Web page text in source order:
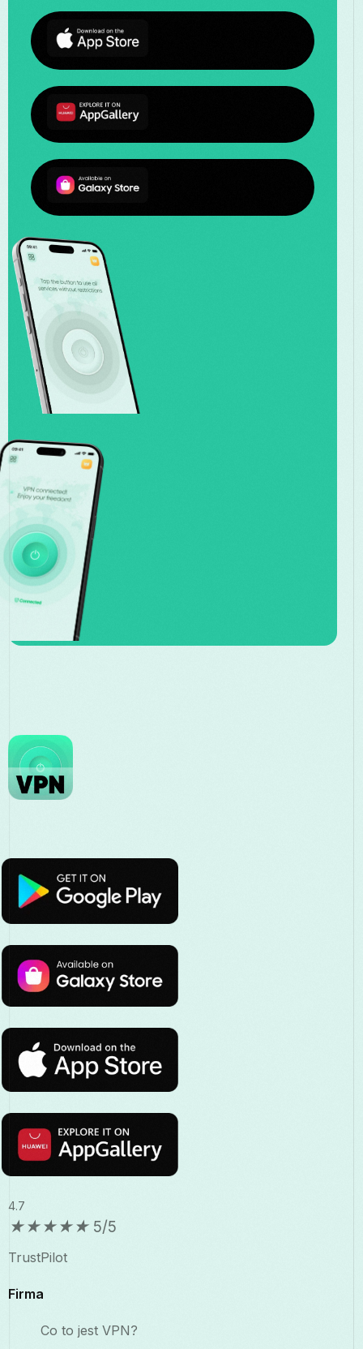
4.7
★★★★★ 5/5
TrustPilot
Firma
Co to jest VPN?